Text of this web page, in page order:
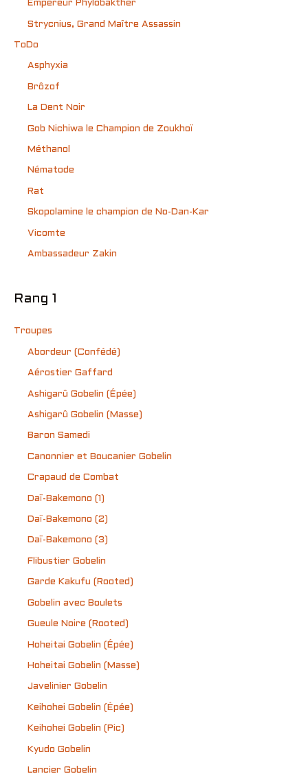
Empereur Phylobakther
Strycnius, Grand Maître Assassin
ToDo
Asphyxia
Brôzof
La Dent Noir
Gob Nichiwa le Champion de Zoukhoï
Méthanol
Nématode
Rat
Skopolamine le champion de No-Dan-Kar
Vicomte
Ambassadeur Zakin
Rang 1
Troupes
Abordeur (Confédé)
Aérostier Gaffard
Ashigarû Gobelin (Épée)
Ashigarû Gobelin (Masse)
Baron Samedi
Canonnier et Boucanier Gobelin
Crapaud de Combat
Daï-Bakemono (1)
Daï-Bakemono (2)
Daï-Bakemono (3)
Flibustier Gobelin
Garde Kakufu (Rooted)
Gobelin avec Boulets
Gueule Noire (Rooted)
Hoheitai Gobelin (Épée)
Hoheitai Gobelin (Masse)
Javelinier Gobelin
Keihohei Gobelin (Épée)
Keihohei Gobelin (Pic)
Kyudo Gobelin
Lancier Gobelin